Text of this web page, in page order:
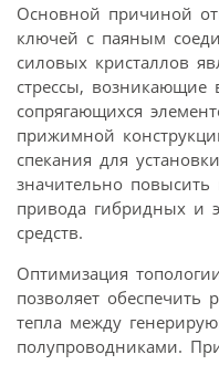
Основной причиной
ключей с паяным
силовых кристаллов
стрессы, возникающие
сопрягающихся
прижимной
спекания для
значительно
привода гибридных и
средств.
Оптимизация
позволяет обеспечить
тепла между
полупроводниками.